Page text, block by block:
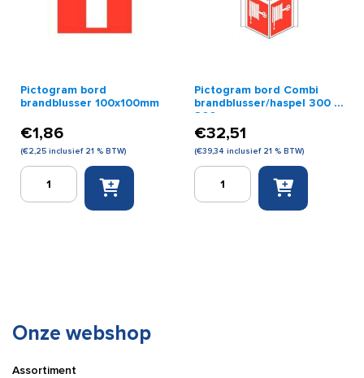
Pictogram bord
brandblusser 100x100mm
€1,86
(€2,25 inclusief 21 % BTW)
Pictogram
brandblusser
Pictogram bord Combi
brandblusser/haspel 300 x
300 mm
€32,51
(€39,34 inclusief 21 % BTW)
Pictogram
Onze webshop
Assortiment